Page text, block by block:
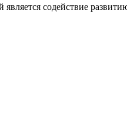
содействие